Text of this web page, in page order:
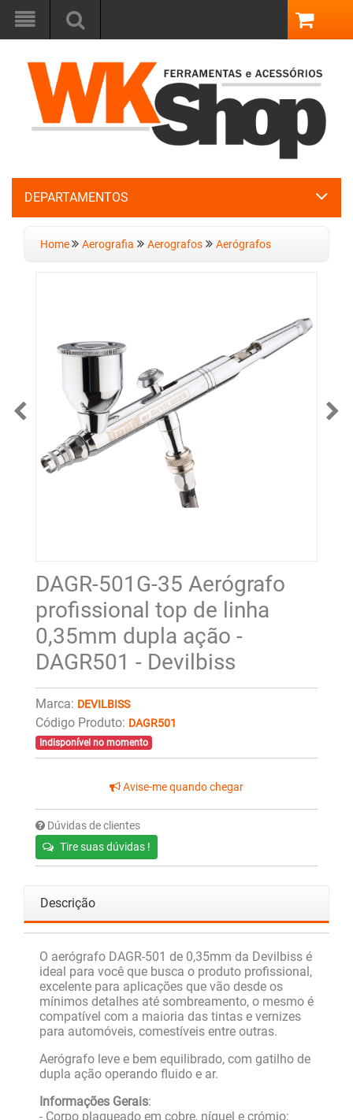
DEPARTAMENTOS
Home Aerografia Aerografos Aerógrafos
DAGR-501G-35 Aerógrafo
profissional top de linha
0,35mm dupla ação -
DAGR501 - Devilbiss
Marca: DEVILBISS
Código Produto: DAGR501
Indisponível no momento
Avise-me quando chegar
Dúvidas de clientes
Tire suas dúvidas !
Descrição
O aerógrafo DAGR-501 de 0,35mm da Devilbiss é
ideal para você que busca o produto profissional,
excelente para aplicações que vão desde os
mínimos detalhes até sombreamento, o mesmo é
compatível com a maioria das tintas e vernizes
para automóveis, comestíveis entre outras.
Aerógrafo leve e bem equilibrado, com gatilho de
dupla ação operando fluido e ar.
Informações Gerais:
- Corpo plaqueado em cobre, níquel e crómio;